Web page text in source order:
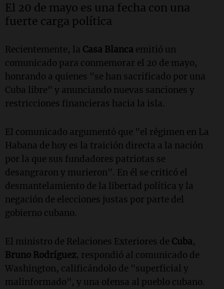
El 20 de mayo es una fecha con una
fuerte carga política
Recientemente, la Casa Blanca emitió un
comunicado para conmemorar el 20 de mayo,
honrando a quienes "se han sacrificado por una
Cuba libre" y anunciando nuevas sanciones y
restricciones financieras hacia la isla.
El comunicado argumentó que "el régimen en La
Habana de hoy es la traición directa a la nación
por la que sus fundadores patriotas se
desangraron y murieron". En él se criticó el
desmantelamiento de la libertad política y la
negación de elecciones justas por parte del
gobierno cubano.
El ministro de Relaciones Exteriores de Cuba,
Bruno Rodríguez, respondió al comunicado de
Washington, calificándolo de "superficial y
malinformado", y una ofensa al pueblo cubano.